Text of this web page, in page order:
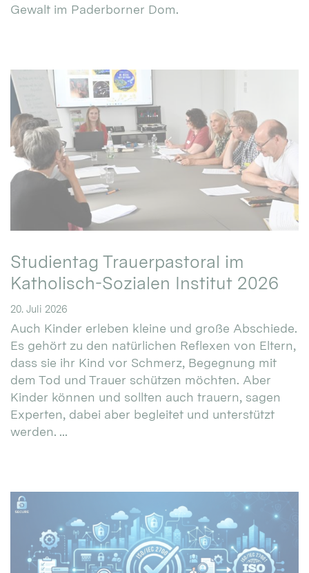
Gewalt im Paderborner Dom.
Studientag Trauerpastoral im
Katholisch-Sozialen Institut 2026
20. Juli 2026
Auch Kinder erleben kleine und große Abschiede.
Es gehört zu den natürlichen Reflexen von Eltern,
dass sie ihr Kind vor Schmerz, Begegnung mit
dem Tod und Trauer schützen möchten. Aber
Kinder können und sollten auch trauern, sagen
Experten, dabei aber begleitet und unterstützt
werden. ...